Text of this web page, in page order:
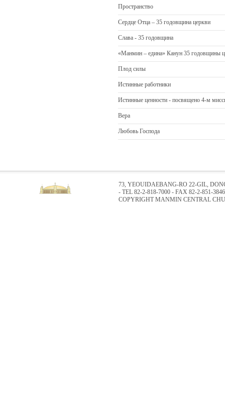
Пространство
Сердце Отца – 35 годовщина церкви
Слава - 35 годовщина
«Манмин – едина» Канун 35 годовщины
Плод силы
Истинные работники
Истинные ценности - посвящено 4-м
Вера
Любовь Господа
73, YEOUIDAEBANG-RO 22-GIL,
- TEL 82-2-818-7000 - FAX 82-2-851-3846
COPYRIGHT MANMIN CENTRAL